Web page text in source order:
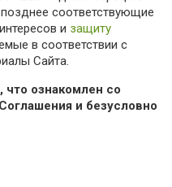
соответствующие
и защиту
в соответствии с
Сайта.
ознакомлен со
и безусловно